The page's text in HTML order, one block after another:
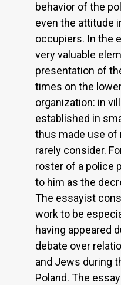
behavior of the
even the attitude
occupiers. In the
very valuable
presentation of
times on the
organization: in
established in
thus made use of
rarely consider.
roster of a police
to him as the
The essayist
work to be
having appeared
debate over
and Jews during
Poland. The